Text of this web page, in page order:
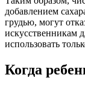
добавлением
грудью, могут
искусственникам
использовать
Когда